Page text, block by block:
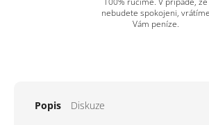
nebudete spokojeni, vrátíme
Vám peníze.
Popis Diskuze